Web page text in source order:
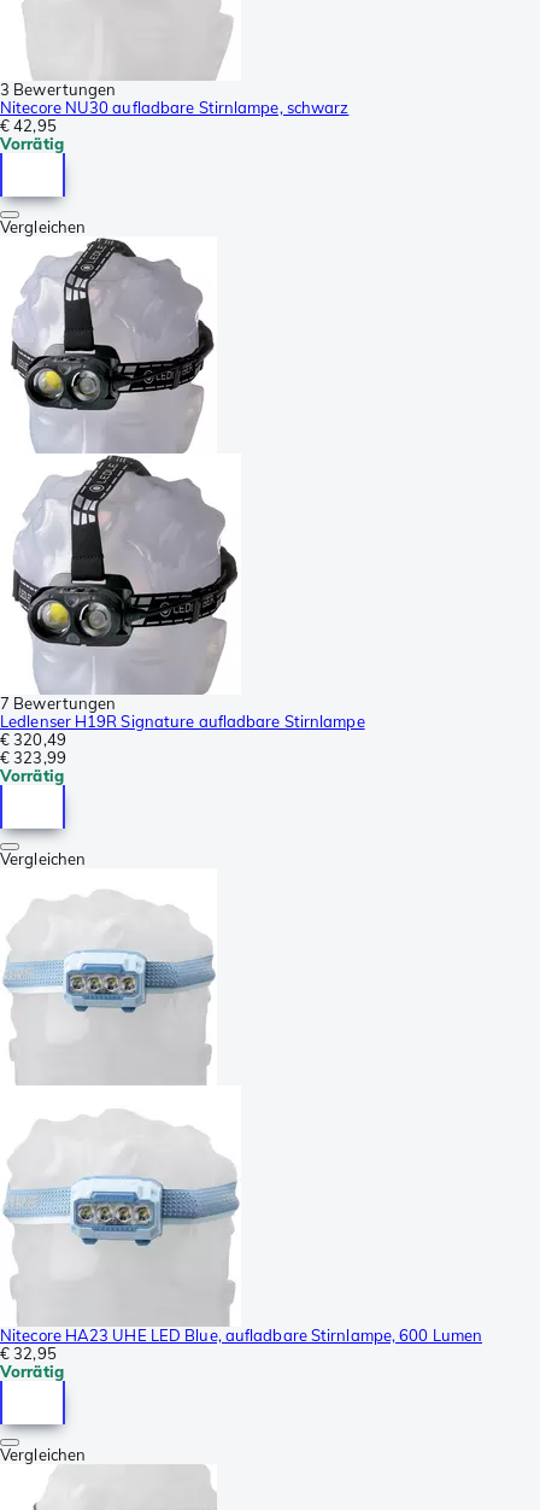
3 Bewertungen
Nitecore NU30 aufladbare Stirnlampe, schwarz
€ 42,95
Vorrätig
Vergleichen
7 Bewertungen
Ledlenser H19R Signature aufladbare Stirnlampe
€ 320,49
€ 323,99
Vorrätig
Vergleichen
Nitecore HA23 UHE LED Blue, aufladbare Stirnlampe, 600 Lumen
€ 32,95
Vorrätig
Vergleichen